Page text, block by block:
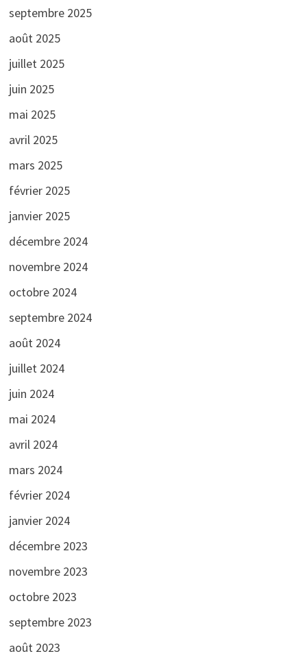
septembre 2025
août 2025
juillet 2025
juin 2025
mai 2025
avril 2025
mars 2025
février 2025
janvier 2025
décembre 2024
novembre 2024
octobre 2024
septembre 2024
août 2024
juillet 2024
juin 2024
mai 2024
avril 2024
mars 2024
février 2024
janvier 2024
décembre 2023
novembre 2023
octobre 2023
septembre 2023
août 2023